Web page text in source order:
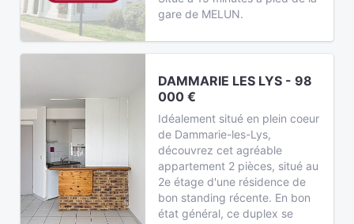
gare de MELUN.
DAMMARIE LES LYS - 98
000 €
Idéalement situé en plein coeur
de Dammarie-les-Lys,
découvrez cet agréable
appartement 2 pièces, situé au
2e étage d'une résidence de
bon standing récente. En bon
état général, ce duplex se